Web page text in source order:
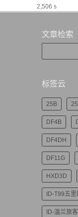
2,506 s
文章检索
标签云
25B
DF4B
DF4DH
DF11G
HXD3D
ID-T99五
ID-温兰旅客